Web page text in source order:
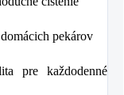
pekárov
pre každodenné